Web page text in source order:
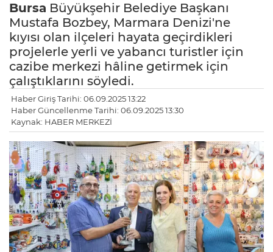
Bursa Büyükşehir Belediye Başkanı
Mustafa Bozbey, Marmara Denizi'ne
kıyısı olan ilçeleri hayata geçirdikleri
projelerle yerli ve yabancı turistler için
cazibe merkezi hâline getirmek için
çalıştıklarını söyledi.
Haber Giriş Tarihi: 06.09.2025 13:22
Haber Güncellenme Tarihi: 06.09.2025 13:30
Kaynak: HABER MERKEZİ